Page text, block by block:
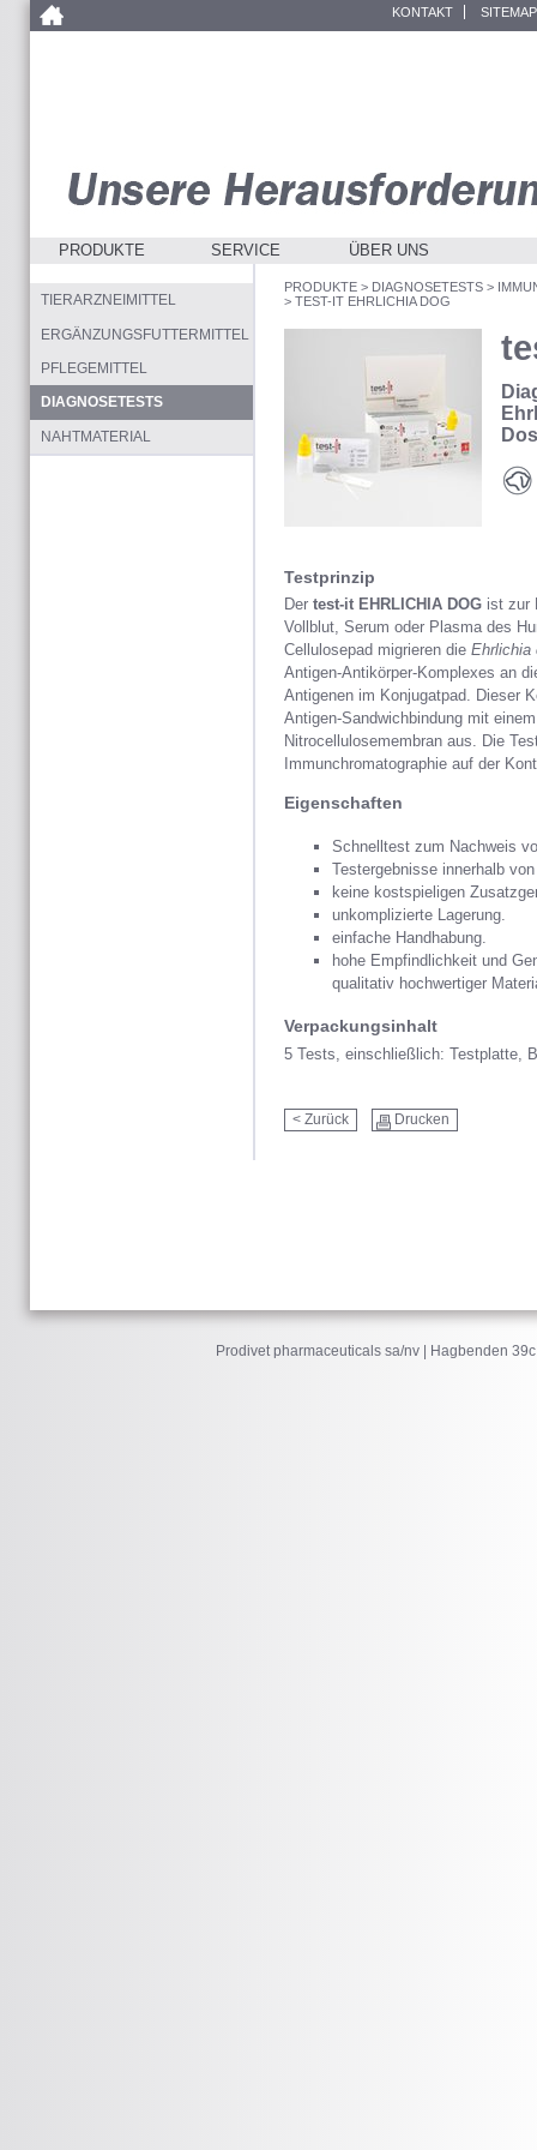
KONTAKT SITEMAP
PRODUKTE SERVICE ÜBER UNS
PRODUKTE> DIAGNOSETESTS>
> TEST-IT EHRLICHIA DOG
Testprinzip
Der test-it EHRLICHIA DOGist zur
Vollblut, Serum oder Plasma des
Cellulosepad migrieren die Ehrlichia
Antigen-Antikörper-Komplexes an
Antigenen im Konjugatpad. Dieser
Antigen-Sandwichbindung mit
Nitrocellulosemembran aus. Die
Immunchromatographie auf der
Eigenschaften
Schnelltest zum Nachweis
Testergebnisse innerhalb
keine kostspieligen
unkomplizierte Lagerung.
einfache Handhabung.
hohe Empfindlichkeit und
qualitativ hochwertiger
Verpackungsinhalt
5 Tests, einschließlich: Testplatte,
< Zurück Drucken
TIERARZNEIMITTEL
ERGÄNZUNGSFUTTERMITTEL
PFLEGEMITTEL
DIAGNOSETESTS
NAHTMATERIAL
Prodivet pharmaceuticals sa/nv | Hagbenden